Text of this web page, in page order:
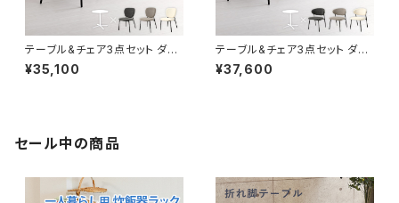
テーブル&チェア3点セット ダイ
ニングセット カフェテーブル ダ
イニングチェア ブークレ生地 新
¥35,100
テーブル&チェア3点セット ダイ
ニングセット カフェテーブル ダ
イニングチェア ブークレ生地 新
¥37,600
セール中の商品